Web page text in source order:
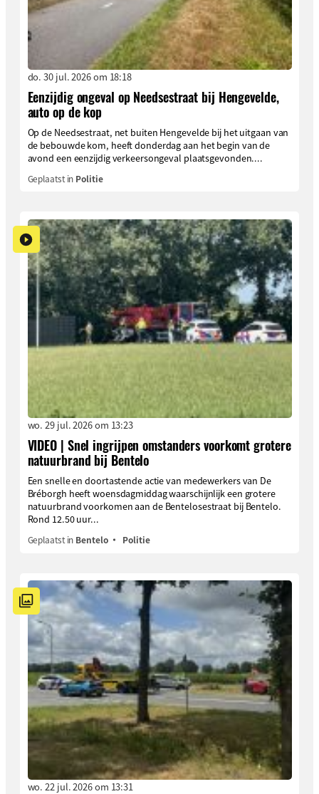
do. 30 jul. 2026 om 18:18
Eenzijdig ongeval op Needsestraat bij Hengevelde,
auto op de kop
Op de Needsestraat, net buiten Hengevelde bij het uitgaan van
de bebouwde kom, heeft donderdag aan het begin van de
avond een eenzijdig verkeersongeval plaatsgevonden....
Geplaatst in Politie
wo. 29 jul. 2026 om 13:23
VIDEO | Snel ingrijpen omstanders voorkomt grotere
natuurbrand bij Bentelo
Een snelle en doortastende actie van medewerkers van De
Bréborgh heeft woensdagmiddag waarschijnlijk een grotere
natuurbrand voorkomen aan de Bentelosestraat bij Bentelo.
Rond 12.50 uur...
Geplaatst in Bentelo Politie
wo. 22 jul. 2026 om 13:31